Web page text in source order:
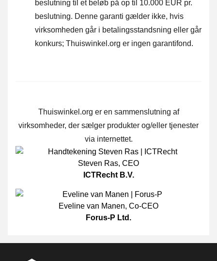
beslutning til et beløb på op til 10.000 EUR pr.
beslutning. Denne garanti gælder ikke, hvis
virksomheden går i betalingsstandsning eller går
konkurs; Thuiswinkel.org er ingen garantifond.
Thuiswinkel.org er en sammenslutning af
virksomheder, der sælger produkter og/eller tjenester
via internettet.
Steven Ras, CEO
ICTRecht B.V.
Eveline van Manen, Co-CEO
Forus-P Ltd.